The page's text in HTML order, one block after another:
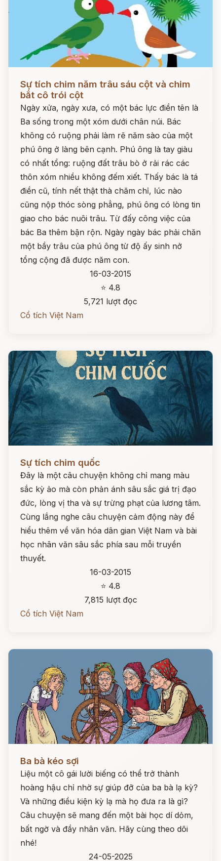
Sự tích chim năm trâu sáu cột và chim
bắt cô trói cột
Ngày xửa, ngày xưa, có một bác lực điền tên là
Ba sống trong một xóm dưới chân núi. Bác
không có ruộng phải làm rẽ năm sào của một
phú ông ở làng bên cạnh. Phú ông là tay giàu
có nhất tổng: ruộng đất trâu bò ở rải rác các
thôn xóm nhiều không đếm xiết. Thấy bác là tá
điền cũ, tính nết thật thà chăm chỉ, lúc nào
cũng nộp thóc sòng phẳng, phú ông có lòng tin
giao cho bác nuôi trâu. Từ đấy công việc của
bác Ba thêm bận rộn. Ngày ngày bác phải chăn
một bầy trâu của phú ông từ độ ấy sinh nở
tổng cộng đã được năm con.
16-03-2015
⭐ 4.8
5,721 lượt đọc
Cổ tích Việt Nam
Sự tích chim quốc
Đây là một câu chuyện không chỉ mang màu
sắc kỳ ảo mà còn phản ánh sâu sắc giá trị đạo
đức, lòng vị tha và sự trừng phạt của lương tâm.
Cùng lắng nghe câu chuyện cảm động này để
hiểu thêm về văn hóa dân gian Việt Nam và bài
học nhân văn sâu sắc phía sau mỗi truyền
thuyết.
16-03-2015
⭐ 4.8
7,815 lượt đọc
Cổ tích Việt Nam
Ba bà kéo sợi
Liệu một cô gái lười biếng có thể trở thành
hoàng hậu chỉ nhờ sự giúp đỡ của ba bà lạ kỳ?
Và những điều kiện kỳ lạ mà họ đưa ra là gì?
Câu chuyện sẽ mang đến một bài học dí dỏm,
bất ngờ và đầy nhân văn. Hãy cùng theo dõi
nhé!
24-05-2025